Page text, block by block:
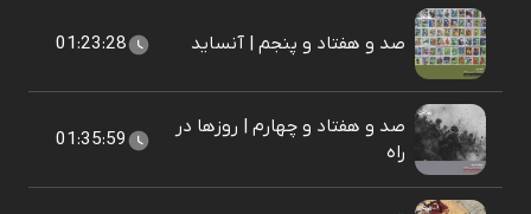
صد و هفتاد و پنجم | آنساید 01:23:28
صد و هفتاد و چهارم | روزها در
راه
01:35:59